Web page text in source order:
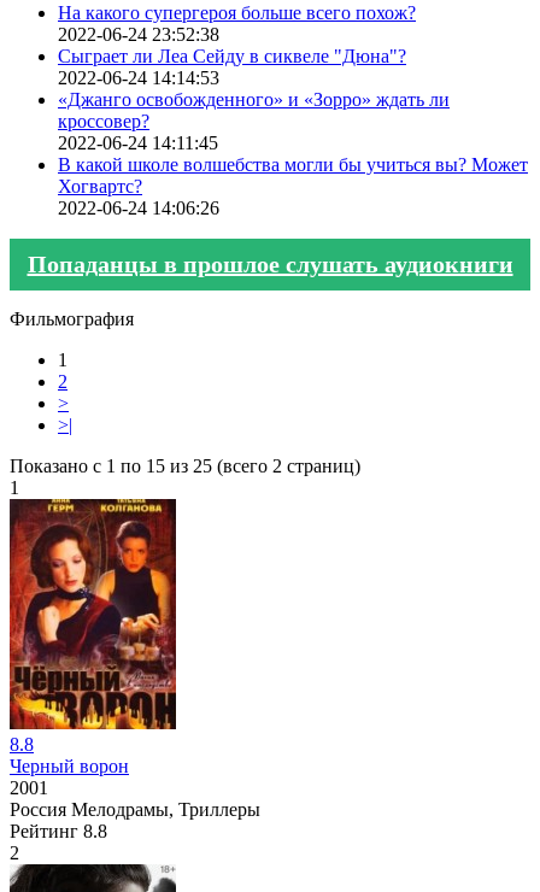
На какого супергероя больше всего похож?
2022-06-24 23:52:38
Сыграет ли Леа Сейду в сиквеле "Дюна"?
2022-06-24 14:14:53
«Джанго освобожденного» и «Зорро» ждать ли
кроссовер?
2022-06-24 14:11:45
В какой школе волшебства могли бы учиться вы? Может
Хогвартс?
2022-06-24 14:06:26
Попаданцы в прошлое слушать аудиокниги
Фильмография
1
2
>
>|
Показано с 1 по 15 из 25 (всего 2 страниц)
1
8.8
Черный ворон
2001
Россия Мелодрамы, Триллеры
Рейтинг 8.8
2